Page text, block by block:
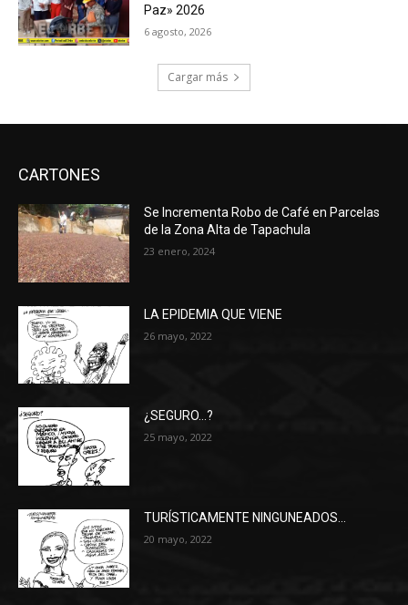
Paz» 2026
6 agosto, 2026
Cargar más
CARTONES
Se Incrementa Robo de Café en Parcelas
de la Zona Alta de Tapachula
23 enero, 2024
LA EPIDEMIA QUE VIENE
26 mayo, 2022
¿SEGURO…?
25 mayo, 2022
TURÍSTICAMENTE NINGUNEADOS…
20 mayo, 2022